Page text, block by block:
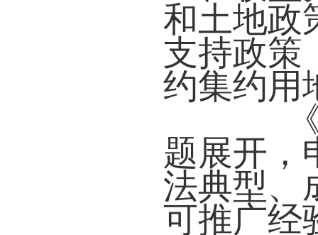
和土地政
支持政策
约集约用
《
题展开，
法典型、
可推广经